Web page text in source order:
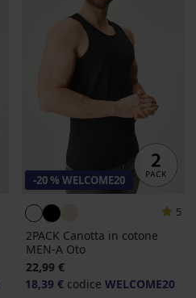
-20 % WELCOME20
5
2PACK Canotta in cotone
MEN-A Oto
22,99 €
18,39 € codice WELCOME20